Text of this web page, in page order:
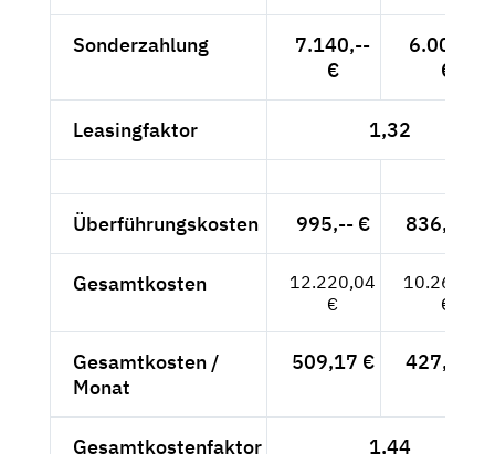
Sonderzahlung
7.140,--
€
6.000,--
€
Leasingfaktor 1,32
Überführungskosten 995,-- € 836,13 €
Gesamtkosten
12.220,04
€
10.268,94
€
Gesamtkosten /
Monat
509,17 € 427,87 €
Gesamtkostenfaktor 1,44